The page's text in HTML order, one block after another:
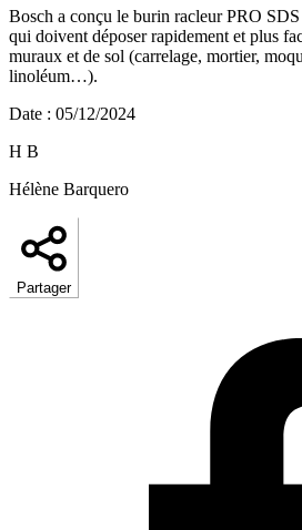
Bosch a conçu le burin racleur PRO
qui doivent déposer rapidement et plus
muraux et de sol (carrelage, mortier,
linoléum…).
Date : 05/12/2024
H B
Hélène Barquero
Partager